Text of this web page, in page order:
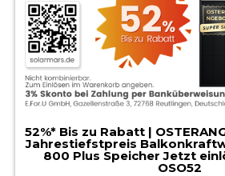
52%* Bis zu Rabatt |
Jahrestiefstpreis
800 Plus Speicher Jetzt
OSO52